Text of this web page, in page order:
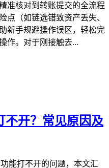
准核对到转账提交的全流程
点（如链选错致资产丢失、
新手规避操作误区，轻松完
作。对于刚接触去...
不开？常见原因及
能打不开的问题，本文汇